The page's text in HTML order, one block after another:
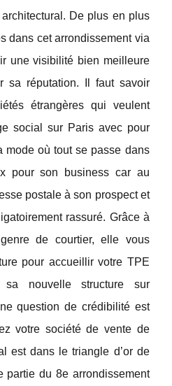
De plus en plus
dans cet arrondissement via
une visibilité bien meilleure
sa réputation. Il faut savoir
étrangères qui veulent
social sur Paris avec pour
mode où tout se passe dans
pour son business car au
postale à son prospect et
rassuré. Grâce à
de courtier, elle vous
pour accueillir votre TPE
nouvelle structure sur
question de crédibilité est
votre société de vente de
est dans le triangle d’or de
partie du 8e arrondissement